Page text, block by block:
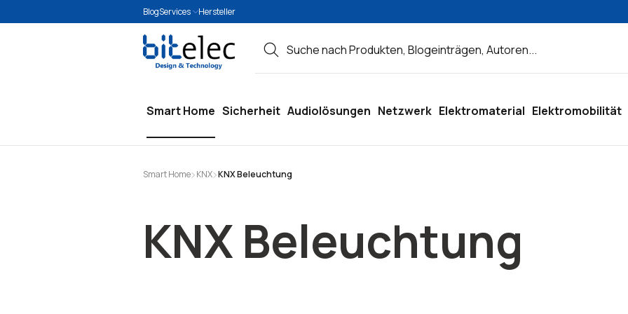
Zur Hauptnavigation springen
BlogServices Hersteller
Smart Home Sicherheit Audiolösungen Netzwerk Elektromaterial Elektromobilität
Smart Home KNX KNX Beleuchtung
KNX Beleuchtung